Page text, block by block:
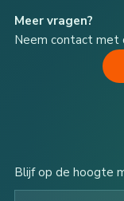
Meer vragen?
Neem contact met
Blijf op de hoogte
Type your email…